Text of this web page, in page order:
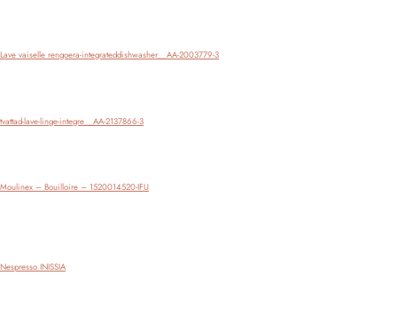
Lave vaiselle rengoera-integrateddishwasher__AA-2003779-3
tvattad-lave-linge-integre__AA-2137866-3
Moulinex – Bouilloire – 1520014520-IFU
Nespresso INISSIA